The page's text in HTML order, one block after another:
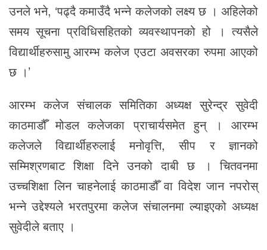
उनले भने, ‘पढ्दै कमाउँदै भन्ने कलेजको लक्ष्य छ । अहिलेको
समय सूचना प्रविधिसहितको व्यवस्थापनको हो । त्यसैले
विद्यार्थीहरुसामु आरम्भ कलेज एउटा अवसरका रुपमा आएको
छ ।’
आरम्भ कलेज संचालक समितिका अध्यक्ष सुरेन्द्र सुवेदी
काठमाडौँ मोडल कलेजका प्राचार्यसमेत हुन् । आरम्भ
कलेजले विद्यार्थीहरुलाई मनोवृत्ति, सीप र ज्ञानको
सम्मिश्रणबाट शिक्षा दिने उनको दाबी छ । चितवनमा
उच्चशिक्षा लिन चाहनेलाई काठमाडौँ वा विदेश जान नपरोस्
भन्ने उद्देश्यले भरतपुरमा कलेज संचालनमा ल्याइएको अध्यक्ष
सुवेदीले बताए ।